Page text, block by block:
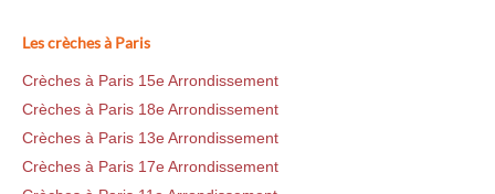
Les crèches à Paris
Crèches à Paris 15e Arrondissement
Crèches à Paris 18e Arrondissement
Crèches à Paris 13e Arrondissement
Crèches à Paris 17e Arrondissement